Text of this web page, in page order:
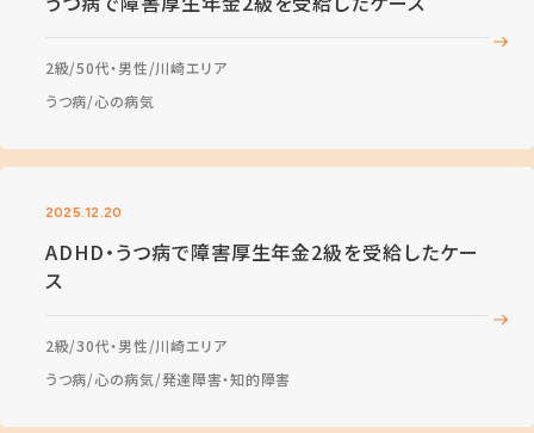
2級 50代・男性 川崎エリア
うつ病 心の病気
2025.12.20
ADHD・うつ病で障害厚生年金2級を受給したケー
ス
2級 30代・男性 川崎エリア
うつ病 心の病気 発達障害・知的障害